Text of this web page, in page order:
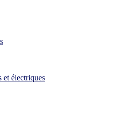
et électriques